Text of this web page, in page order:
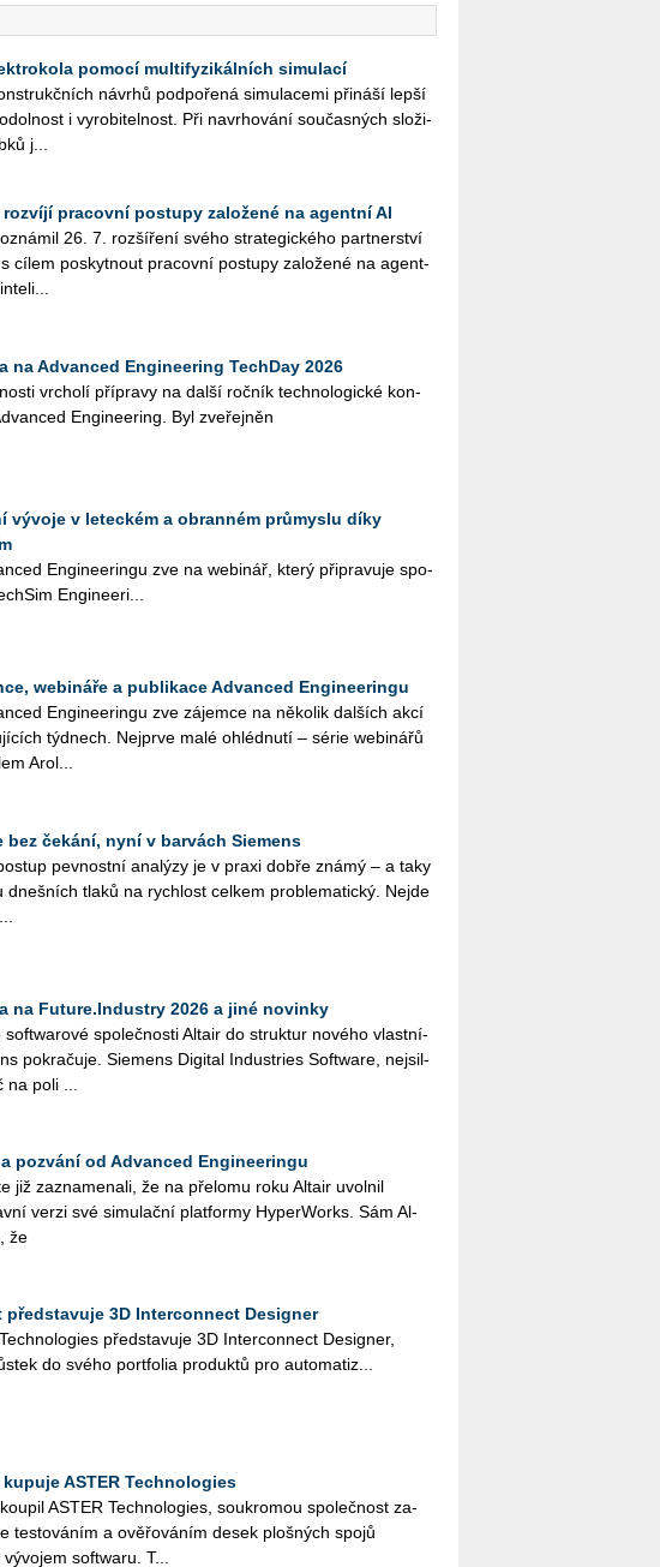
pomocí multifyzikálních simulací
ná­vrhů pod­po­ře­ná si­mu­la­ce­mi při­ná­ší lepší
i vy­ro­bi­tel­nost. Při na­vr­ho­vá­ní sou­čas­ných slo­ži­
j...
rozvíjí pracovní postupy založené na agentní AI
26. 7. roz­ší­ře­ní svého stra­te­gic­ké­ho part­ner­ství
s cílem po­skyt­nout pra­cov­ní po­stu­py za­lo­že­né na agent­
na Advanced Engineering TechDay 2026
vr­cho­lí pří­pra­vy na další roč­ník tech­no­lo­gic­ké kon­
En­gi­nee­ring. Byl zve­řej­něn
vývoje v leteckém a obranném průmyslu díky
En­gi­nee­rin­gu zve na webi­nář, který při­pra­vu­je spo­
Engineeri...
webináře a publikace Advanced Engineeringu
En­gi­nee­rin­gu zve zá­jem­ce na ně­ko­lik dal­ších akcí
týd­nech. Nej­pr­ve malé ohléd­nu­tí – série webi­ná­řů
Arol...
bez čekání, nyní v barvách Siemens
pev­nost­ní ana­lý­zy je v praxi dobře známý – a taky
dneš­ních tlaků na rych­lost cel­kem pro­ble­ma­tic­ký. Nejde
na Future.Industry 2026 a jiné novinky
soft­wa­ro­vé spo­leč­nos­ti Al­tair do struk­tur no­vé­ho vlast­ní­
po­kra­ču­je. Sie­mens Di­gi­tal In­dustries Soft­ware, nej­sil­
poli ...
pozvání od Advanced Engineeringu
již za­zna­me­na­li, že na pře­lo­mu roku Al­tair uvol­nil
verzi své si­mu­lač­ní plat­for­my Hy­perWorks. Sám Al­
že
představuje 3D Interconnect Designer
před­sta­vu­je 3D In­ter­con­nect De­signer,
do svého port­fo­lia pro­duk­tů pro au­to­ma­ti­z...
kupuje ASTER Technologies
ASTER Tech­no­lo­gies, sou­kro­mou spo­leč­nost za­
tes­to­vá­ním a ově­řo­vá­ním desek ploš­ných spojů
vý­vo­jem soft­wa­ru. T...